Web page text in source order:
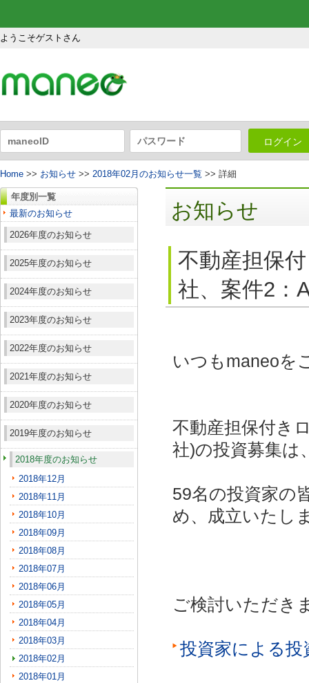
ようこそゲストさん
ログイン
Home >> お知らせ >> 2018年02月のお知らせ一覧 >> 詳細
年度別一覧
最新のお知らせ
2026年度のお知らせ
2025年度のお知らせ
2024年度のお知らせ
2023年度のお知らせ
2022年度のお知らせ
2021年度のお知らせ
2020年度のお知らせ
2019年度のお知らせ
2018年度のお知らせ
2018年12月
2018年11月
2018年10月
2018年09月
2018年08月
2018年07月
2018年06月
2018年05月
2018年04月
2018年03月
2018年02月
2018年01月
お知らせ
不動産担保
社、案件2：
いつもmaneoを
不動産担保付き
社)の投資募集は
59名の投資家の
め、成立いたし
ご検討いただき
投資家による